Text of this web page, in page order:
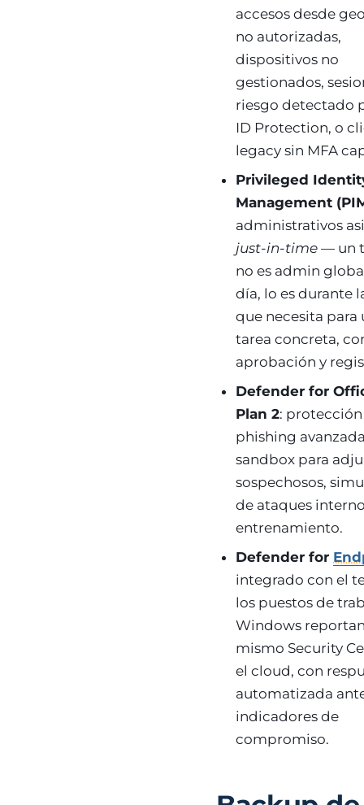
accesos desde
no autorizadas,
dispositivos no
gestionados,
riesgo detectado
ID Protection, o
legacy sin MFA
Privileged
Management
administrativos
just-in-time — un
no es admin
día, lo es durante
que necesita para
tarea concreta,
aprobación y
Defender for
Plan 2:
phishing
sandbox para
sospechosos,
de ataques
entrenamiento.
Defender for
integrado con el
los puestos de
Windows
mismo Security
el cloud, con
automatizada
indicadores de
compromiso.